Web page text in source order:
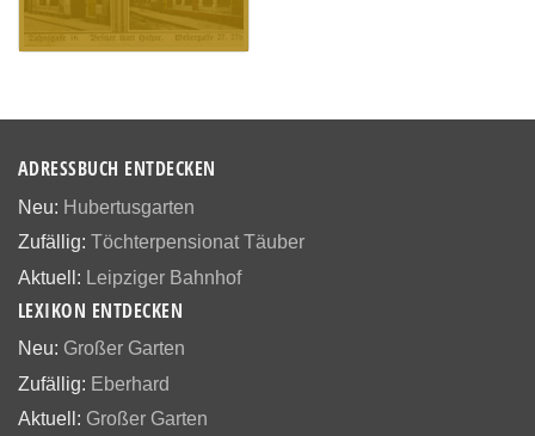
ADRESSBUCH ENTDECKEN
Neu: Hubertusgarten
Zufällig: Töchterpensionat Täuber
Aktuell: Leipziger Bahnhof
LEXIKON ENTDECKEN
Neu: Großer Garten
Zufällig: Eberhard
Aktuell: Großer Garten